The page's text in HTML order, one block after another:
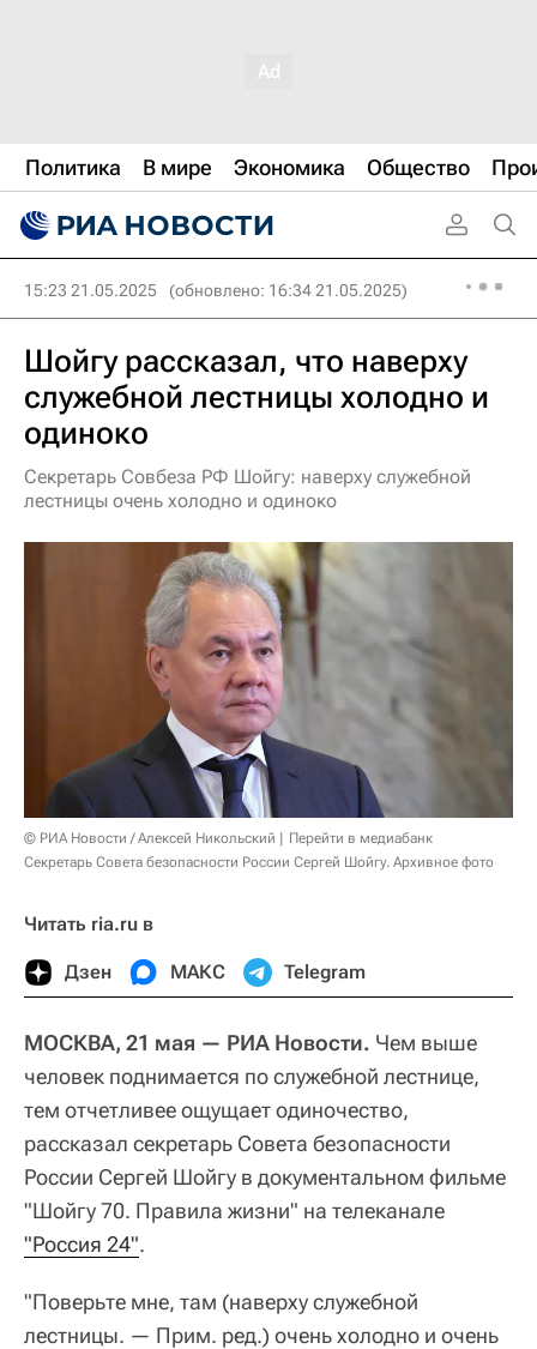
Политика В мире Экономика Общество
15:23 21.05.2025 (обновлено: 16:34 21.05.2025)
Шойгу рассказал, что наверху
служебной лестницы холодно и
одиноко
Секретарь Совбеза РФ Шойгу: наверху служебной
лестницы очень холодно и одиноко
© РИА Новости / Алексей Никольский
Перейти в медиабанк
Секретарь Совета безопасности России Сергей Шойгу. Архивное фото
Читать ria.ru в
Дзен МАКС Telegram
МОСКВА, 21 мая — РИА Новости. Чем выше
человек поднимается по служебной лестнице,
тем отчетливее ощущает одиночество,
рассказал секретарь Совета безопасности
России Сергей Шойгу в документальном фильме
"Шойгу 70. Правила жизни" на телеканале
"Россия 24".
"Поверьте мне, там (наверху служебной
лестницы. — Прим. ред.) очень холодно и очень